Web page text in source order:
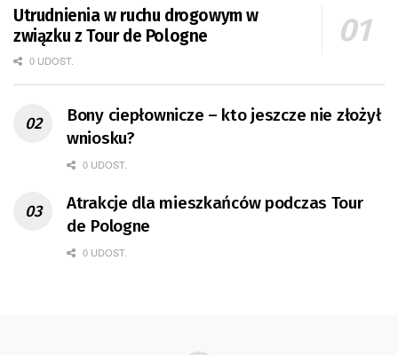
Utrudnienia w ruchu drogowym w
związku z Tour de Pologne
0 UDOST.
Bony ciepłownicze – kto jeszcze nie złożył
wniosku?
0 UDOST.
Atrakcje dla mieszkańców podczas Tour
de Pologne
0 UDOST.